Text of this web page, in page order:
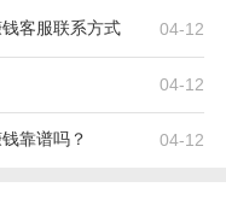
客服联系方式 04-12
04-12
靠谱吗？ 04-12